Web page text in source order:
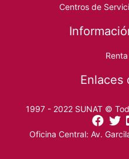
Centros de
Enlaces
1997 - 2022 SUNAT ©
Oficina Central: Av.